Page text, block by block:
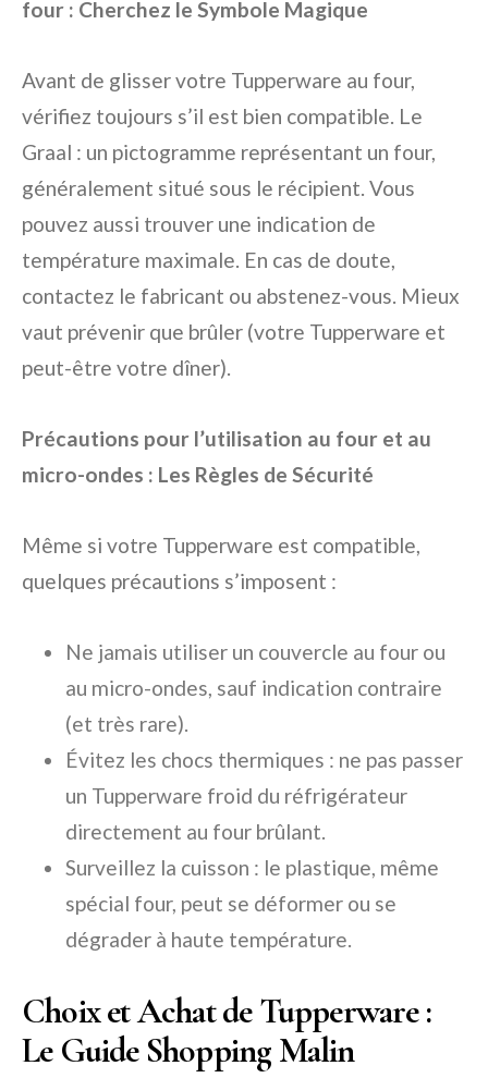
four : Cherchez le Symbole Magique
Avant de glisser votre Tupperware au four,
vérifiez toujours s’il est bien compatible. Le
Graal : un pictogramme représentant un four,
généralement situé sous le récipient. Vous
pouvez aussi trouver une indication de
température maximale. En cas de doute,
contactez le fabricant ou abstenez-vous. Mieux
vaut prévenir que brûler (votre Tupperware et
peut-être votre dîner).
Précautions pour l’utilisation au four et au
micro-ondes : Les Règles de Sécurité
Même si votre Tupperware est compatible,
quelques précautions s’imposent :
Ne jamais utiliser un couvercle au four ou
au micro-ondes, sauf indication contraire
(et très rare).
Évitez les chocs thermiques : ne pas passer
un Tupperware froid du réfrigérateur
directement au four brûlant.
Surveillez la cuisson : le plastique, même
spécial four, peut se déformer ou se
dégrader à haute température.
Choix et Achat de Tupperware :
Le Guide Shopping Malin